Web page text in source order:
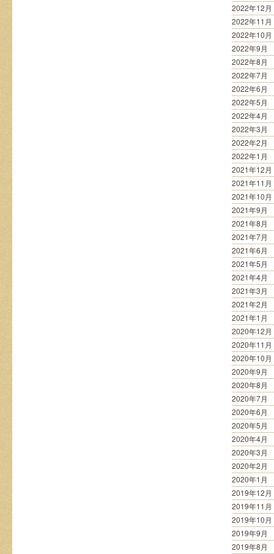
2022年12月
2022年11月
2022年10月
2022年9月
2022年8月
2022年7月
2022年6月
2022年5月
2022年4月
2022年3月
2022年2月
2022年1月
2021年12月
2021年11月
2021年10月
2021年9月
2021年8月
2021年7月
2021年6月
2021年5月
2021年4月
2021年3月
2021年2月
2021年1月
2020年12月
2020年11月
2020年10月
2020年9月
2020年8月
2020年7月
2020年6月
2020年5月
2020年4月
2020年3月
2020年2月
2020年1月
2019年12月
2019年11月
2019年10月
2019年9月
2019年8月